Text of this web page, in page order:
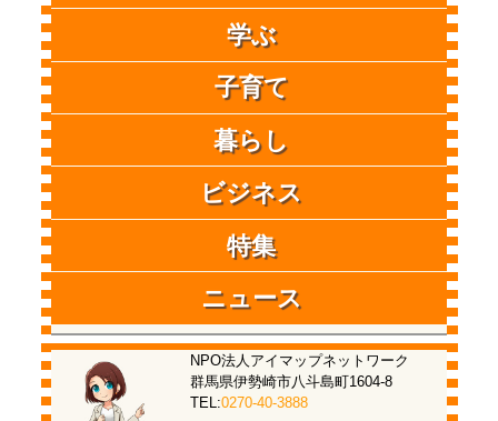
学ぶ
子育て
暮らし
ビジネス
特集
ニュース
NPO法人アイマップネットワーク
群馬県伊勢崎市八斗島町1604-8
TEL:0270-40-3888